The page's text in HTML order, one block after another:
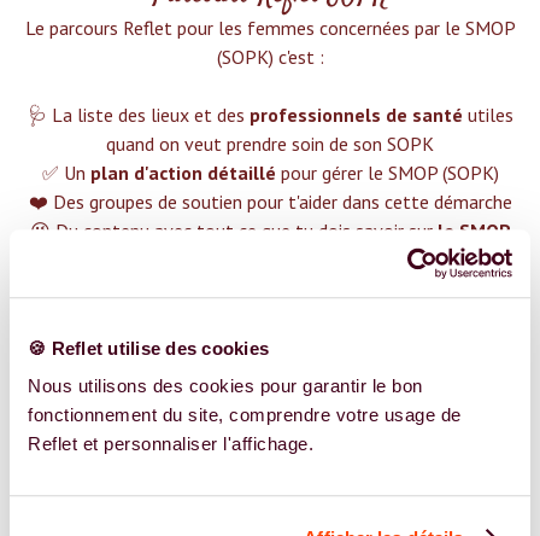
🍪 Reflet utilise des cookies
Nous utilisons des cookies pour garantir le bon
fonctionnement du site, comprendre votre usage de
Reflet et personnaliser l'affichage.
Le parcours Reflet pour les femmes concernées par le SMOP
(SOPK) c'est :‍
🩺 La liste des lieux et des professionnels de santé utiles
quand on veut prendre soin de son SOPK
✅ Un plan d'action détaillé pour gérer le SMOP (SOPK)
❤️ Des groupes de soutien pour t'aider dans cette démarche
😉 Du contenu avec tout ce que tu dois savoir sur le SMOP